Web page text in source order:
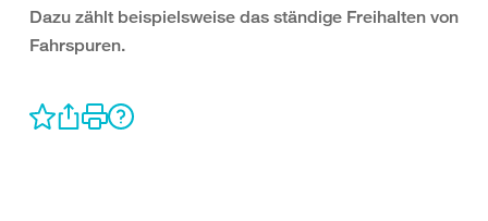
Dazu zählt beispielsweise das ständige Freihalten von
Fahrspuren.